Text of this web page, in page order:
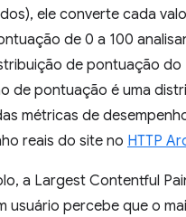
ele converte cada
de 0 a 100
de pontuação do
de pontuação é uma
métricas de
reais do site no HTTP
a Largest Contentful
usuário percebe que o